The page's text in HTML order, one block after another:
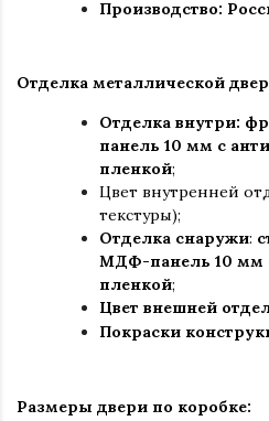
Производство:
Отделка металлической
Отделка внутри:
панель 10 мм с
пленкой;
Цвет внутренней
текстуры);
Отделка снаружи:
МДФ-панель 10 мм
пленкой;
Цвет внешней
Покраски
Размеры двери по коробке: